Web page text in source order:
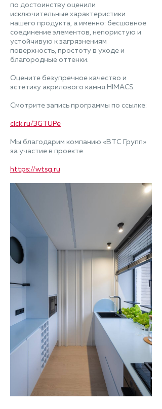
по достоинству оценили
исключительные характеристики
нашего продукта, а именно: бесшовное
соединение элементов, непористую и
устойчивую к загрязнениям
поверхность, простоту в уходе и
благородные оттенки.
Оцените безупречное качество и
эстетику акрилового камня HIMACS.
Смотрите запись программы по ссылке:
clck.ru/3GTUPe
Мы благодарим компанию «ВТС Групп»
за участие в проекте.
https://wtsg.ru